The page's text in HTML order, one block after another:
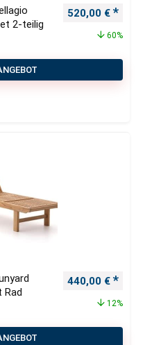
2-teilig
Ursprünglicher
520,00 €
60%
Rad
Ursprünglicher
440,00 €
12%